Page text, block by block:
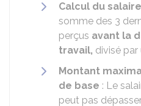
Calcul du
somme des 3
perçus avant la
travail, divisé par
Montant
de base : Le
peut pas